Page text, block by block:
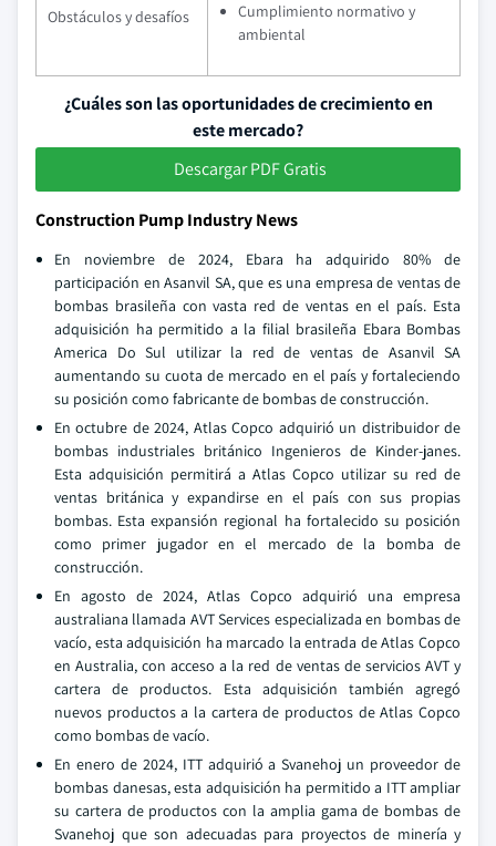
Obstáculos y desafíos
Cumplimiento normativo y
ambiental
¿Cuáles son las oportunidades de crecimiento en
este mercado?
Descargar PDF Gratis
Construction Pump Industry News
En noviembre de 2024, Ebara ha adquirido 80% de
participación en Asanvil SA, que es una empresa de ventas de
bombas brasileña con vasta red de ventas en el país. Esta
adquisición ha permitido a la filial brasileña Ebara Bombas
America Do Sul utilizar la red de ventas de Asanvil SA
aumentando su cuota de mercado en el país y fortaleciendo
su posición como fabricante de bombas de construcción.
En octubre de 2024, Atlas Copco adquirió un distribuidor de
bombas industriales británico Ingenieros de Kinder-janes.
Esta adquisición permitirá a Atlas Copco utilizar su red de
ventas británica y expandirse en el país con sus propias
bombas. Esta expansión regional ha fortalecido su posición
como primer jugador en el mercado de la bomba de
construcción.
En agosto de 2024, Atlas Copco adquirió una empresa
australiana llamada AVT Services especializada en bombas de
vacío, esta adquisición ha marcado la entrada de Atlas Copco
en Australia, con acceso a la red de ventas de servicios AVT y
cartera de productos. Esta adquisición también agregó
nuevos productos a la cartera de productos de Atlas Copco
como bombas de vacío.
En enero de 2024, ITT adquirió a Svanehoj un proveedor de
bombas danesas, esta adquisición ha permitido a ITT ampliar
su cartera de productos con la amplia gama de bombas de
Svanehoj que son adecuadas para proyectos de minería y